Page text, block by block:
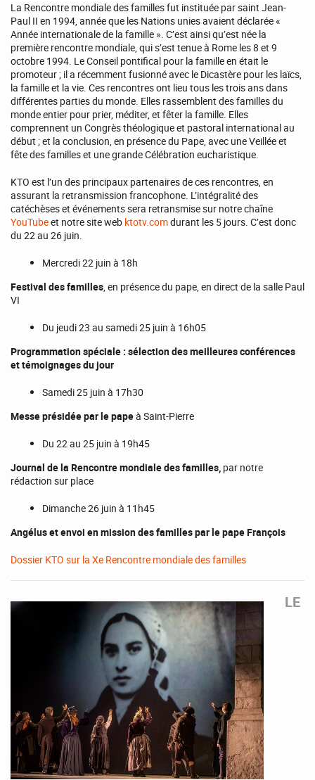
La Rencontre mondiale des familles fut instituée par saint Jean-
Paul II en 1994, année que les Nations unies avaient déclarée «
Année internationale de la famille ». C’est ainsi qu’est née la
première rencontre mondiale, qui s’est tenue à Rome les 8 et 9
octobre 1994. Le Conseil pontifical pour la famille en était le
promoteur ; il a récemment fusionné avec le Dicastère pour les laïcs,
la famille et la vie. Ces rencontres ont lieu tous les trois ans dans
différentes parties du monde. Elles rassemblent des familles du
monde entier pour prier, méditer, et fêter la famille. Elles
comprennent un Congrès théologique et pastoral international au
début ; et la conclusion, en présence du Pape, avec une Veillée et
fête des familles et une grande Célébration eucharistique.
KTO est l’un des principaux partenaires de ces rencontres, en
assurant la retransmission francophone. L’intégralité des
catéchèses et événements sera retransmise sur notre chaîne
YouTubeet notre site web ktotv.comdurant les 5 jours. C’est donc
du 22 au 26 juin.
Mercredi 22 juin à 18h
Festival des familles, en présence du pape, en direct de la salle Paul
VI
Du jeudi 23 au samedi 25 juin à 16h05
Programmation spéciale : sélection des meilleures conférences
et témoignages du jour
Samedi 25 juin à 17h30
Messe présidée par le papeà Saint-Pierre
Du 22 au 25 juin à 19h45
Journal de la Rencontre mondiale des familles, par notre
rédaction sur place
Dimanche 26 juin à 11h45
Angélus et envoi en mission des familles par le pape François
Dossier KTO sur la Xe Rencontre mondiale des familles
LE